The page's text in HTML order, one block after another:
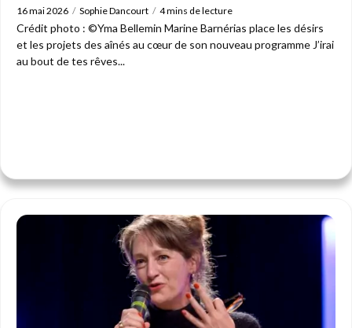
16 mai 2026 Sophie Dancourt 4 mins de lecture
Crédit photo : ©Yma Bellemin Marine Barnérias place les désirs
et les projets des aînés au cœur de son nouveau programme J’irai
au bout de tes rêves...